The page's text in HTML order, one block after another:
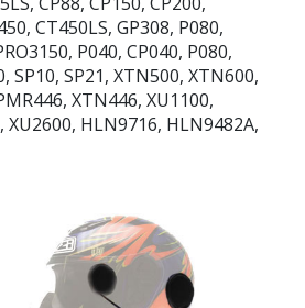
CT450LS, GP308, P080,
P040, CP040, P080,
SP10, SP21, XTN500, XTN600,
XTN446, XU1100,
XU2600, HLN9716, HLN9482A,